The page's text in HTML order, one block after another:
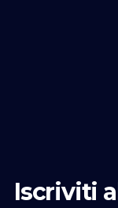
Iscriviti